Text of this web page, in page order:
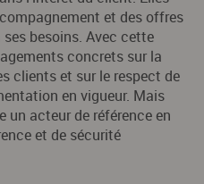
et des offres
besoins. Avec cette
concrets sur la
clients et sur le respect de
en vigueur. Mais
un acteur de référence en
et de sécurité